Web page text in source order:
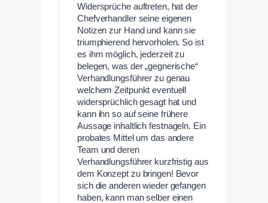
Widersprüche auftreten, hat der
Chefverhandler seine eigenen
Notizen zur Hand und kann sie
triumphierend hervorholen. So ist
es ihm möglich, jederzeit zu
belegen, was der „gegnerische“
Verhandlungsführer zu genau
welchem Zeitpunkt eventuell
widersprüchlich gesagt hat und
kann ihn so auf seine frühere
Aussage inhaltlich festnageln. Ein
probates Mittel um das andere
Team und deren
Verhandlungsführer kurzfristig aus
dem Konzept zu bringen! Bevor
sich die anderen wieder gefangen
haben, kann man selber einen